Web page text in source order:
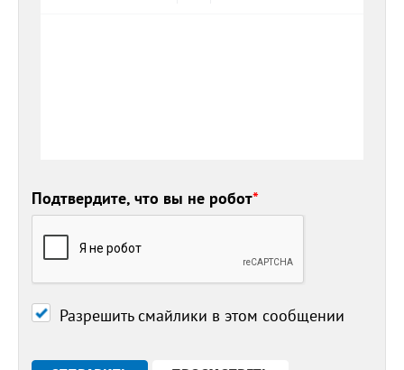
Подтвердите, что вы не робот*
Разрешить смайлики в этом сообщении